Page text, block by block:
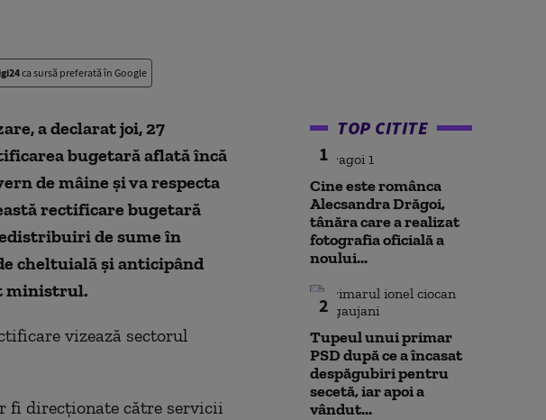
ca sursă preferată în Google
a declarat joi, 27
bugetară aflată încă
de mâine și va respecta
rectificare bugetară
de sume în
cheltuială și anticipând
ministrul.
vizează sectorul
fi direcționate către servicii
TOP CITITE
1
Cine este românca
Alecsandra Drăgoi,
tânăra care a realizat
fotografia oficială a
noului...
2
Tupeul unui primar
PSD după ce a încasat
despăgubiri pentru
secetă, iar apoi a
vândut...